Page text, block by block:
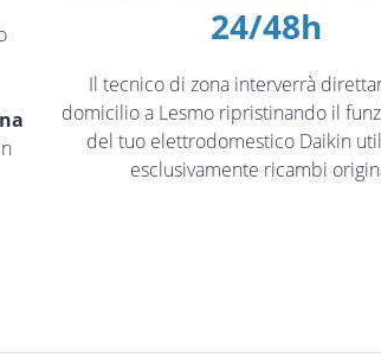
24/48h
Il tecnico di zona interverrà
domicilio a Lesmo ripristinando il
del tuo elettrodomestico Daikin
esclusivamente ricambi